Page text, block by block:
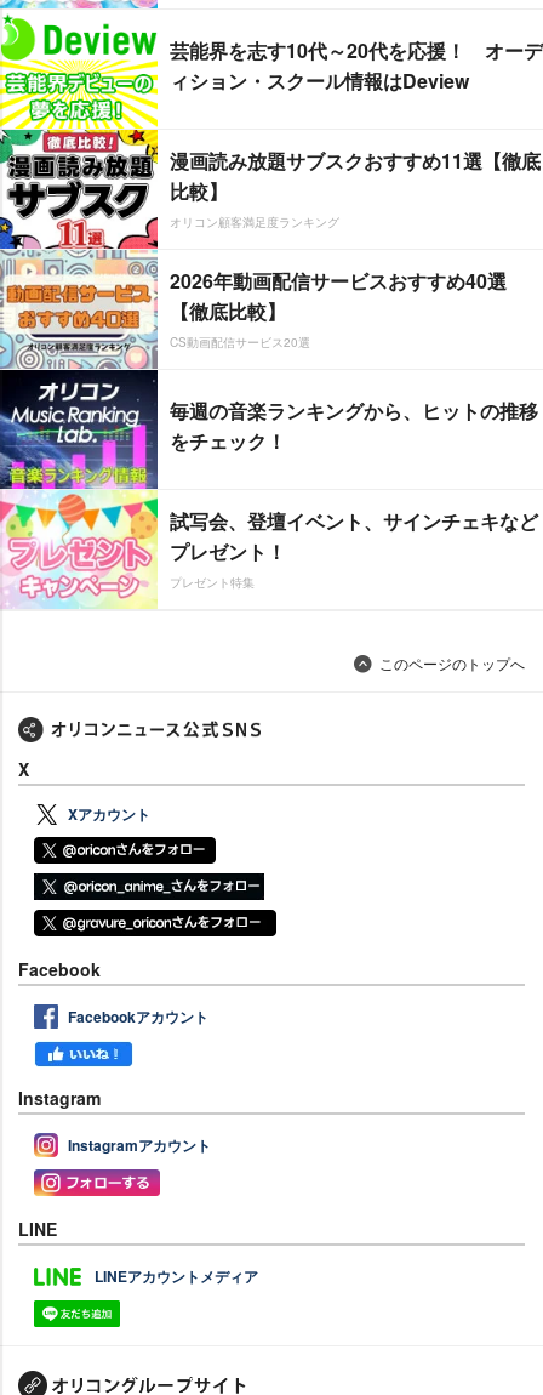
芸能界を志す10代～20代を応援！ オーデ
ィション・スクール情報はDeview
漫画読み放題サブスクおすすめ11選【徹底
比較】
オリコン顧客満足度ランキング
2026年動画配信サービスおすすめ40選
【徹底比較】
CS動画配信サービス20選
毎週の音楽ランキングから、ヒットの推移
をチェック！
試写会、登壇イベント、サインチェキなど
プレゼント！
プレゼント特集
このページのトップへ
X
Xアカウント
Facebook
Facebookアカウント
Instagram
Instagramアカウント
LINE
LINEアカウントメディア